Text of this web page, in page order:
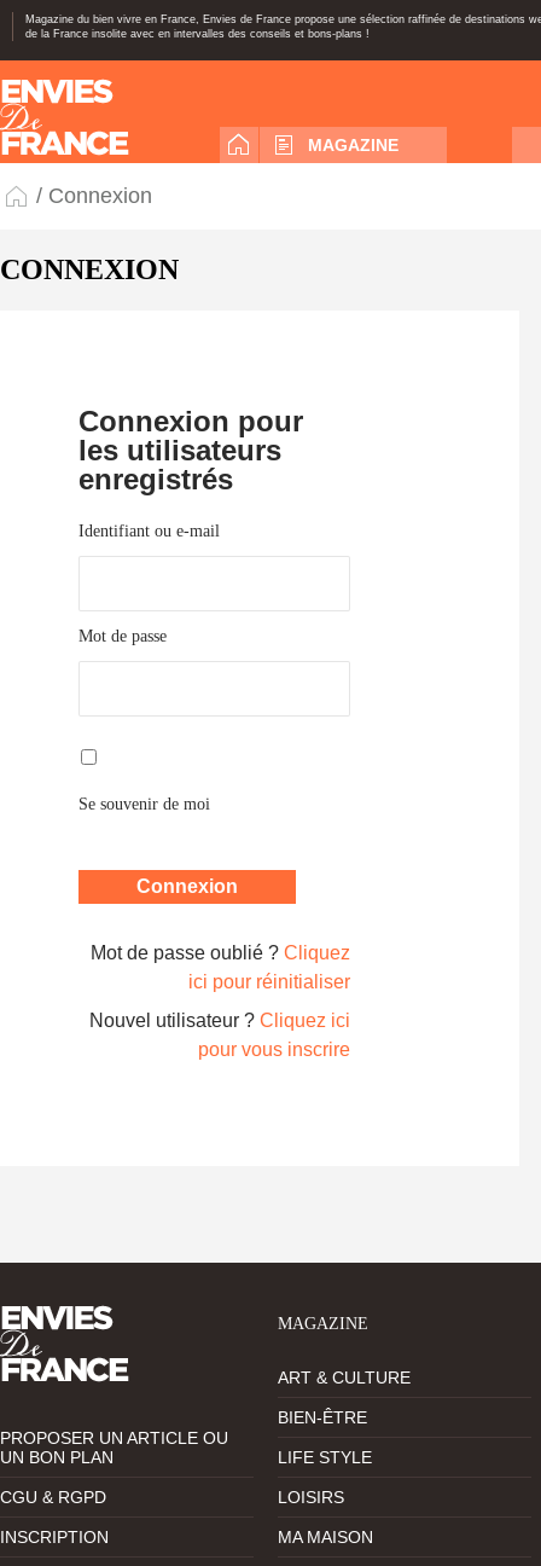
Magazine du bien vivre en France, Envies de France propose une sélection raffinée de destinations
de la France insolite avec en intervalles des conseils et bons-plans !
MAGAZINE
/ Connexion
CONNEXION
Connexion pour
les utilisateurs
enregistrés
Identifiant ou e-mail
Mot de passe
Se souvenir de moi
Mot de passe oublié ? Cliquez
ici pour réinitialiser
Nouvel utilisateur ? Cliquez ici
pour vous inscrire
PROPOSER UN ARTICLE OU
UN BON PLAN
CGU & RGPD
INSCRIPTION
MAGAZINE
ART & CULTURE
BIEN-ÊTRE
LIFE STYLE
LOISIRS
MA MAISON